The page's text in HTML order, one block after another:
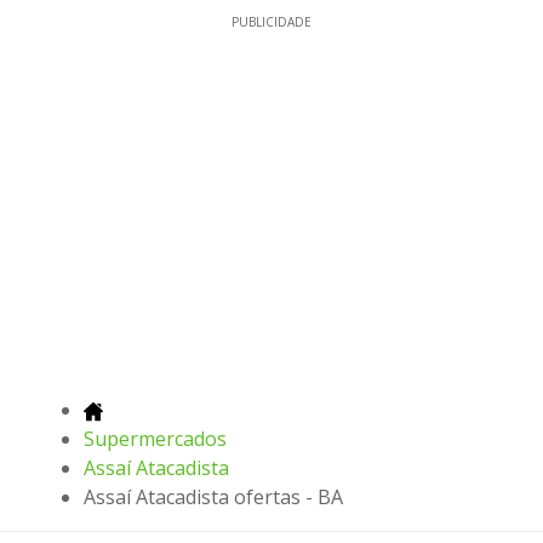
PUBLICIDADE
Supermercados
Assaí Atacadista
Assaí Atacadista ofertas - BA